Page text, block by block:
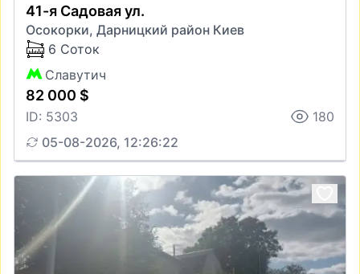
41-я Садовая ул.
Осокорки, Дарницкий район Киев
6 Соток
Славутич
82 000 $
ID: 5303
180
05-08-2026, 12:26:22